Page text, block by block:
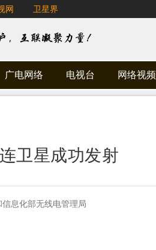
网 卫星界
广电网络 电视台 网络视频
卫星成功发射
息化部无线电管理局